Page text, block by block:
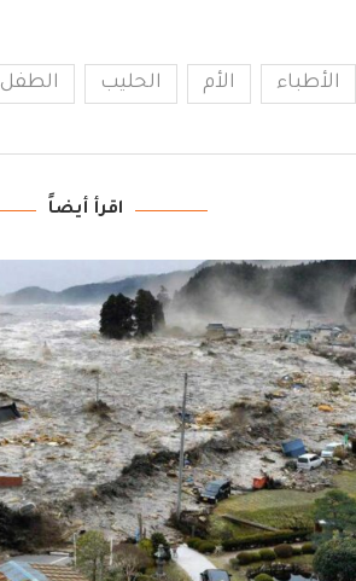
الأطباء الأم الحليب الطفل
اقرأ أيضاً